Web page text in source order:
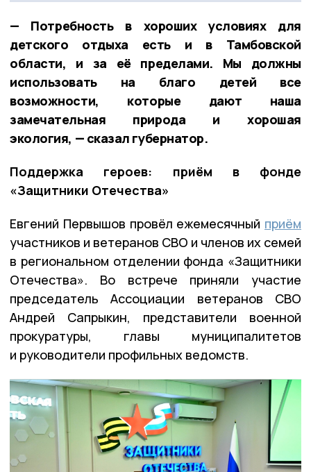
— Потребность в хороших условиях для
детского отдыха есть и в Тамбовской
области, и за её пределами. Мы должны
использовать на благо детей все
возможности, которые дают наша
замечательная природа и хорошая
экология, — сказал губернатор.
Поддержка героев: приём в фонде
«Защитники Отечества»
Евгений Первышов провёл ежемесячный приём
участников и ветеранов СВО и членов их семей
в региональном отделении фонда «Защитники
Отечества». Во встрече приняли участие
председатель Ассоциации ветеранов СВО
Андрей Сапрыкин, представители военной
прокуратуры, главы муниципалитетов
и руководители профильных ведомств.